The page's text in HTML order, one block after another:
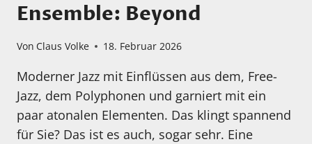
Ensemble: Beyond
Von Claus Volke 18. Februar 2026
Moderner Jazz mit Einflüssen aus dem, Free-
Jazz, dem Polyphonen und garniert mit ein
paar atonalen Elementen. Das klingt spannend
für Sie? Das ist es auch, sogar sehr. Eine